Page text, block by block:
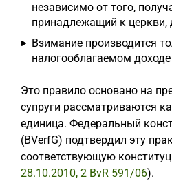
независимо от того,
принадлежащий к церкви,
Взимание производится
налогооблагаемом
Это правило основано на
супруги рассматриваются
единица. Федеральный
(BVerfG) подтвердил эту
соответствующую
28.10.2010, 2 BvR 591/06).